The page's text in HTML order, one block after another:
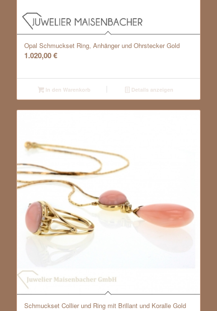
Opal Schmuckset Ring, Anhänger und Ohrstecker Gold
1.020,00€
In den Warenkorb Details anzeigen
Schmuckset Collier und Ring mit Brillant und Koralle Gold